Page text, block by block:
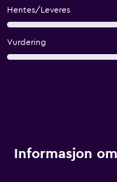
Hentes/Leveres
Vurdering
Informasjon